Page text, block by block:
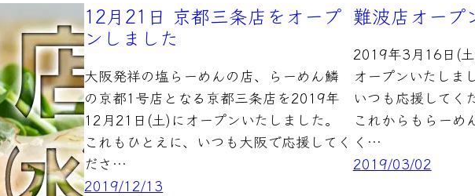
12月21日 京都三条店をオープ
ンしました
大阪発祥の塩らーめんの店、らーめん鱗
の京都1号店となる京都三条店を2019年
12月21日(土)にオープンいたしました。
これもひとえに、いつも大阪で応援してく
ださ…
2019/12/13
難波店オープ
2019年3月16日(
オープンいたしま
いつも応援してく
これからもらーめ
く…
2019/03/02